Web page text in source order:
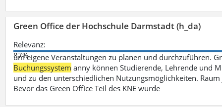
Green Office der Hochschule Darmstadt (h_da)
Relevanz:
87%
um eigene Veranstaltungen zu planen und durchzuführen.
Buchungssystem anny können Studierende, Lehrende und
und zu den unterschiedlichen Nutzungsmöglichkeiten.
Bevor das Green Office Teil des KNE wurde